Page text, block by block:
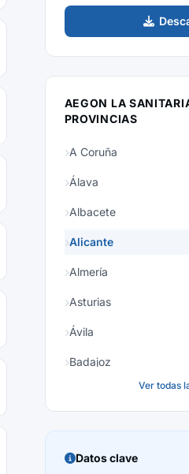
AEGON LA
PROVINCIAS
A Coruña
Álava
Albacete
Alicante
Almería
Asturias
Ávila
Badajoz
Burgos
Ver todas
Datos clave